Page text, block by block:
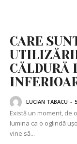
CARE
CĂLDURĂ
LUCIAN TABACU -
Există un moment, de
lumina ca o oglindă
vine să...